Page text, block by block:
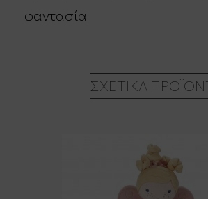
φαντασία
ΣΧΕΤΙΚΆ